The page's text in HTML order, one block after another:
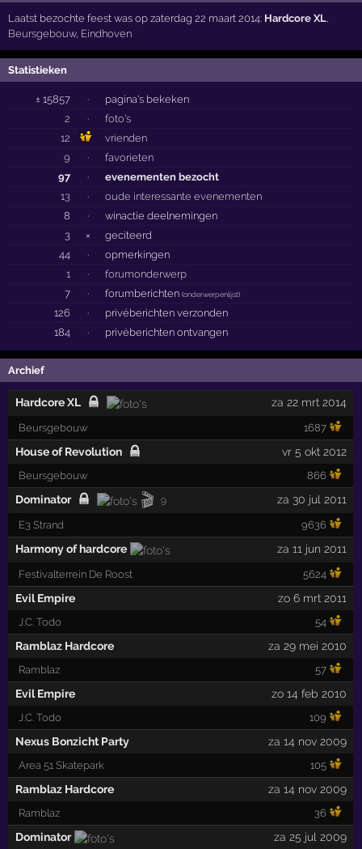
Laatst bezochte feest was op zaterdag 22 maart 2014: Hardcore XL,
Beursgebouw, Eindhoven
Statistieken
± 15857 ·
pagina's bekeken
2
·
foto's
12
vrienden
9
·
favorieten
97
·
evenementen bezocht
13
·
oude interessante evenementen
8
·
winactie deelnemingen
3
×
geciteerd
44
·
opmerkingen
1
·
forumonderwerp
7
· forumberichten(onderwerpenlijst)
126 ·
privéberichten verzonden
184
· privéberichten ontvangen
Archief
Hardcore XL za 22 mrt 2014
Beursgebouw 1687
House of Revolution vr 5 okt 2012
Beursgebouw 866
Dominator 🎬 9 za 30 jul 2011
E3 Strand 9636
Harmony of hardcore za 11 jun 2011
Festivalterrein De Roost 5624
Evil Empire zo 6 mrt 2011
J.C. Todo 54
Ramblaz Hardcore za 29 mei 2010
Ramblaz 57
Evil Empire zo 14 feb 2010
J.C. Todo 109
Nexus Bonzicht Party za 14 nov 2009
Area 51 Skatepark 105
Ramblaz Hardcore za 14 nov 2009
Ramblaz 36
Dominator za 25 jul 2009